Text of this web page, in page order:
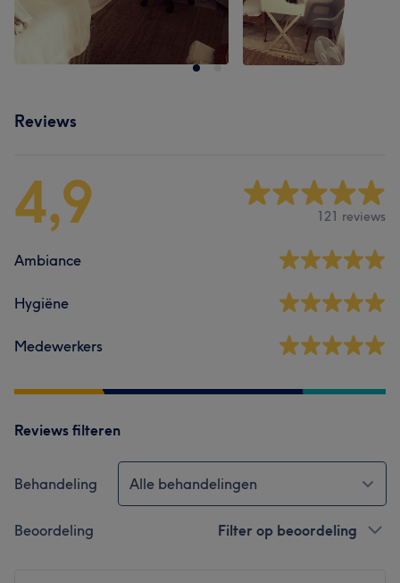
Reviews
4,9 121 reviews
Ambiance
Hygiëne
Medewerkers
Reviews filteren
Behandeling Alle behandelingen
Beoordeling Filter op beoordeling